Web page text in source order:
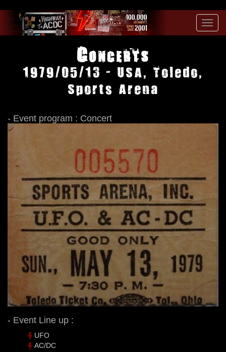
Concerts
1979/05/13 - USA, Toledo,
Sports Arena
- Event program : Concert
- Event Line up :
UFO
AC/DC